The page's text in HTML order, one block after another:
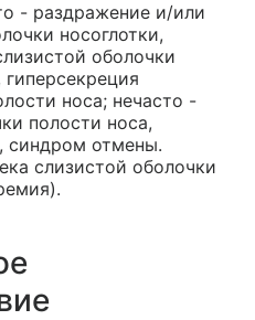
- раздражение и/или
носоглотки,
оболочки
носа; нечасто -
полости носа,
синдром отмены.
слизистой оболочки